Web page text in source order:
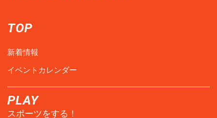
TOP
新着情報
イベントカレンダー
PLAY
スポーツをする！